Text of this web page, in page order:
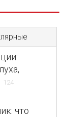
124
что